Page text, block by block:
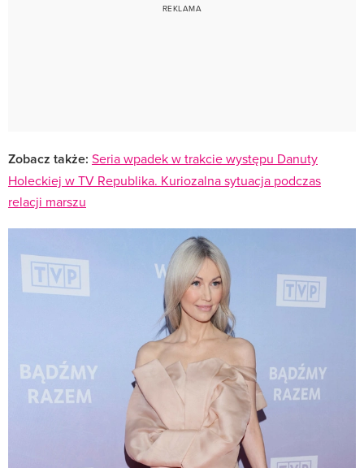
Zobacz także: Seria wpadek w trakcie występu Danuty
Holeckiej w TV Republika. Kuriozalna sytuacja podczas
relacji marszu